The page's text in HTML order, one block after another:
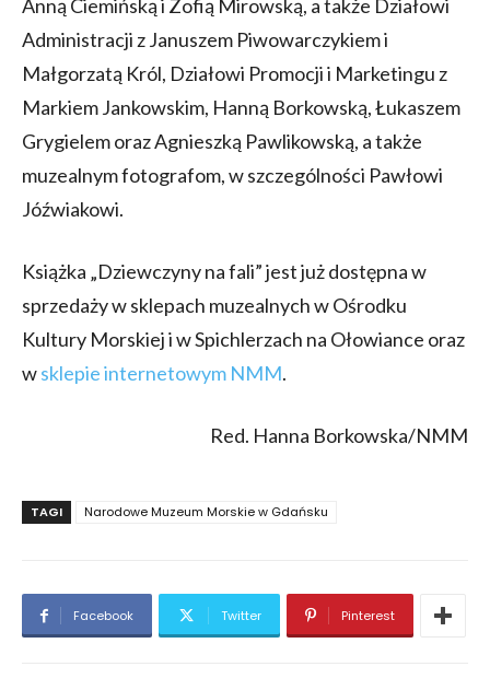
Anną Ciemińską i Zofią Mirowską, a także Działowi
Administracji z Januszem Piwowarczykiem i
Małgorzatą Król, Działowi Promocji i Marketingu z
Markiem Jankowskim, Hanną Borkowską, Łukaszem
Grygielem oraz Agnieszką Pawlikowską, a także
muzealnym fotografom, w szczególności Pawłowi
Jóźwiakowi.
Książka „Dziewczyny na fali” jest już dostępna w
sprzedaży w sklepach muzealnych w Ośrodku
Kultury Morskiej i w Spichlerzach na Ołowiance oraz
wsklepie internetowym NMM.
Red. Hanna Borkowska/NMM
TAGI Narodowe Muzeum Morskie w Gdańsku
Facebook Twitter Pinterest